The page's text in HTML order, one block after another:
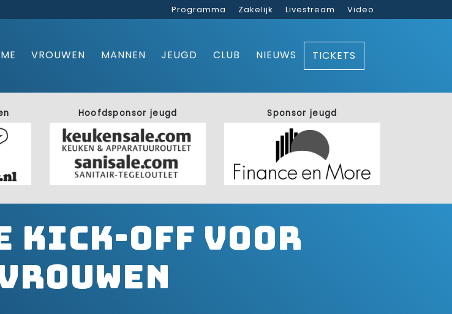
Programma Zakelijk Livestream Video
VROUWEN MANNEN JEUGD CLUB NIEUWS TICKETS
Hoofdsponsor jeugd Sponsor jeugd
kick-off voor